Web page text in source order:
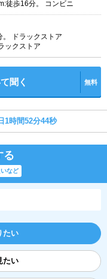
徒歩16分。 コンビニ
。 ドラックストア
ックストア
聞く 無料
1時間52分43秒
る
など
たい
たい